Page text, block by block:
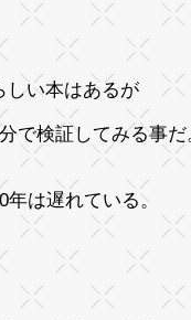
しい本はあるが
で検証してみる事だ
は遅れている。